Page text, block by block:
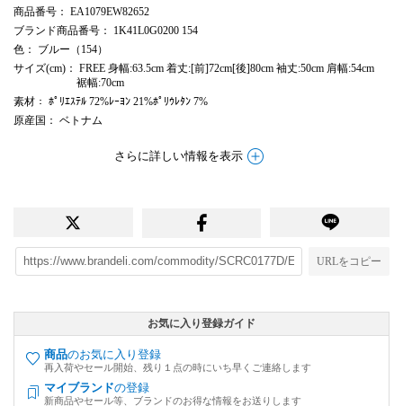
商品番号 ： EA1079EW82652
ブランド商品番号 ： 1K41L0G0200 154
色 ： ブルー（154）
サイズ(cm) ： FREE 身幅:63.5cm 着丈:[前]72cm[後]80cm 袖丈:50cm 肩幅:54cm
裾幅:70cm
素材 ： ﾎﾟﾘｴｽﾃﾙ 72%ﾚｰﾖﾝ 21%ﾎﾟﾘｳﾚﾀﾝ 7%
原産国 ： ベトナム
さらに詳しい情報を表示
URLをコピー
お気に入り登録ガイド
商品のお気に入り登録
再入荷やセール開始、残り１点の時にいち早くご連絡します
マイブランドの登録
新商品やセール等、ブランドのお得な情報をお送りします